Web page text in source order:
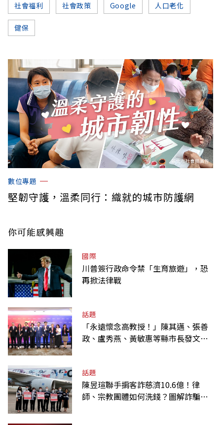
社會福利 社會政策 Google 人口老化
健保
數位專題
堅韌守護，溫柔同行：織就的城市防護網
你可能感興趣
國際
川普簽行政命令禁「生育旅遊」，恐
再掀法律戰
話題
「永遠懷念高教授！」陳其邁、張善
政、盧秀燕、黃敏惠等縣市長發文弔
話題
陳昱瑄聯手掮客詐慈濟10.6億！律
師、宗教團體如何洗錢？圖解詐騙關